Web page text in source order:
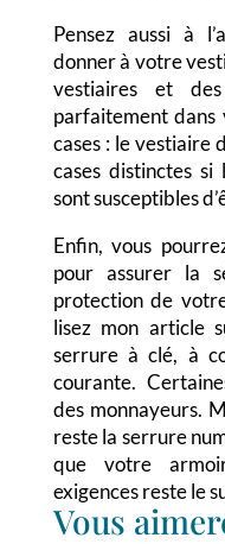
Pensez aussi à
donner à votre
vestiaires et
parfaitement dans
cases : le vestiaire
cases distinctes si
sont susceptibles
Enfin, vous
pour assurer la
protection de
lisez mon article
serrure à clé, à
courante.
des monnayeurs.
reste la serrure
que votre
exigences reste le
Vous